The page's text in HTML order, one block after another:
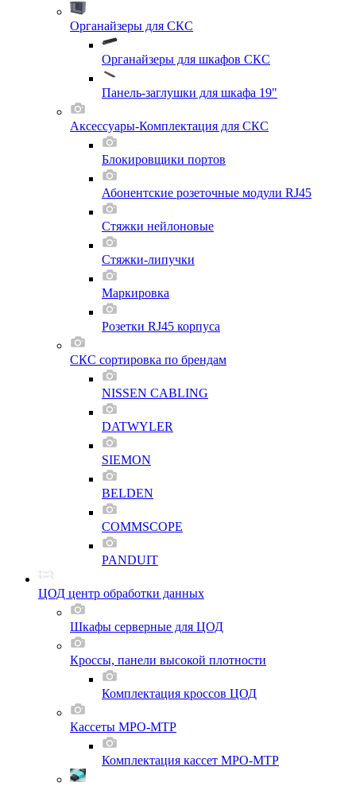
Органайзеры для СКС
Органайзеры для шкафов СКС
Панель-заглушки для шкафа 19"
Аксессуары-Комплектация для СКС
Блокировщики портов
Абонентские розеточные модули RJ45
Стяжки нейлоновые
Стяжки-липучки
Маркировка
Розетки RJ45 корпуса
СКС сортировка по брендам
NISSEN CABLING
DATWYLER
SIEMON
BELDEN
COMMSCOPE
PANDUIT
ЦОД центр обработки данных
Шкафы серверные для ЦОД
Кроссы, панели высокой плотности
Комплектация кроссов ЦОД
Кассеты MPO-MTP
Комплектация кассет MPO-MTP